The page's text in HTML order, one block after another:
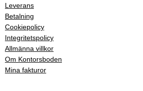
Leverans
Betalning
Cookiepolicy
Integritetspolicy
Allmänna villkor
Om Kontorsboden
Mina fakturor